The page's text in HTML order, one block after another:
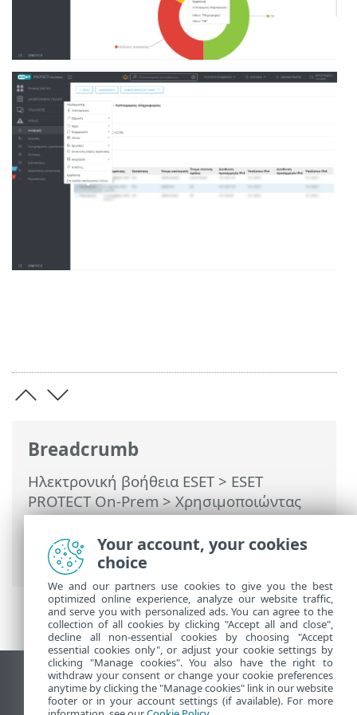
Breadcrumb
Ηλεκτρονική βοήθεια ESET> ESET
PROTECT On-Prem>Χρησιμοποιώντας
το ESET PROTECT On-Prem>ESET
PROTECT On-Prem Κύριο μενού >
Πίνακας ελέγχου> Διερεύνηση
Προβολή ιστότοπου επιφάνειας εργασίας
End of Life
Your account, your cookies
choice
We and our partners use cookies to give you the best
optimized online experience, analyze our website traffic,
and serve you with personalized ads. You can agree to the
collection of all cookies by clicking "Accept all and close",
decline all non-essential cookies by choosing "Accept
essential cookies only", or adjust your cookie settings by
clicking "Manage cookies". You also have the right to
withdraw your consent or change your cookie preferences
anytime by clicking the "Manage cookies" link in our website
footer or in your account settings (if available). For more